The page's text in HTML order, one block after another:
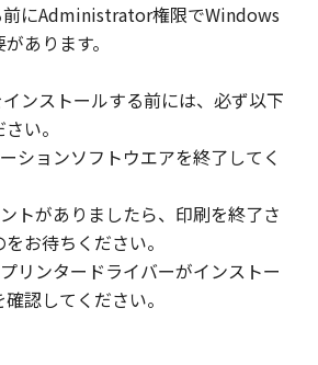
を負いません。
日本国政府または該当国の政
な許可等を得ることなしに、本
の全部または一部を、直接ま
出してはなりません。
前にAdministrator権限でWindows
あります。
ンストールする前には、必ず以下
い。
ションソフトウエアを終了してく
トがありましたら、印刷を終了さ
お待ちください。
リンタードライバーがインストー
認してください。